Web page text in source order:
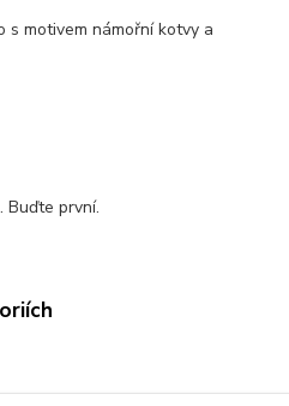
s motivem námořní kotvy a
Buďte první.